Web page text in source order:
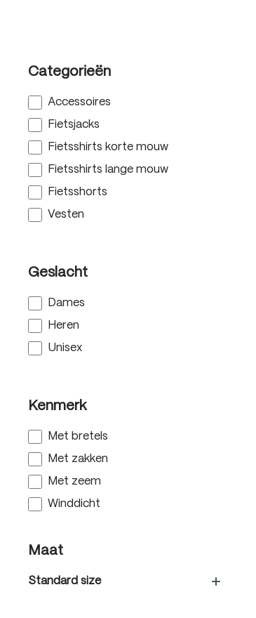
Categorieën
Accessoires
Fietsjacks
Fietsshirts korte mouw
Fietsshirts lange mouw
Fietsshorts
Vesten
Geslacht
Dames
Heren
Unisex
Kenmerk
Met bretels
Met zakken
Met zeem
Winddicht
Maat
Standard size